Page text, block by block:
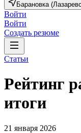
Барановка
Войти
Войти
Создать резюме
Статьи
Рейтинг
итоги
21 января 2026